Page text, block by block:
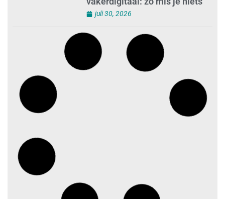
schoonmaakbedrijven groeit,
terwijl minder ondernemingen
juli 30, 2026
Mkb-subsidie
Inclusiviteitstechnologie
Blauwe envelop krijg je steeds